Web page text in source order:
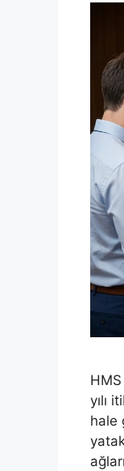
yılı
hale